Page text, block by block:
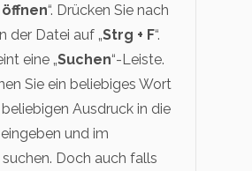
“. Drücken Sie nach
der Datei auf „Strg + F“.
eine „Suchen“-Leiste.
Sie ein beliebiges Wort
Ausdruck in die
und im
Doch auch falls